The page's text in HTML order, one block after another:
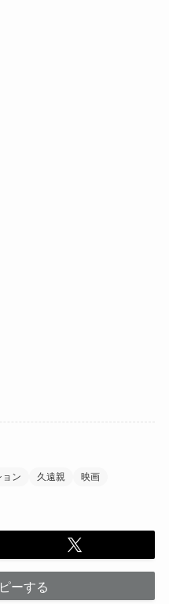
ョン 久遠親
映画
ーする